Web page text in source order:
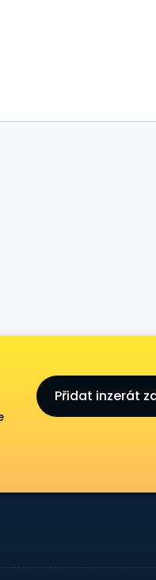
Přidat inzerát